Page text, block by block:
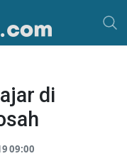
di
09:00